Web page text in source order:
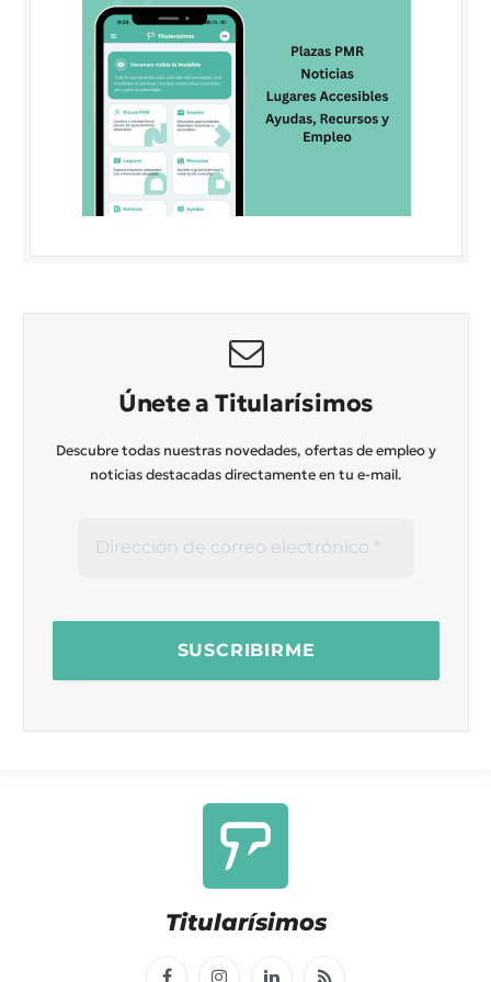
Únete a Titularísimos
Descubre todas nuestras novedades, ofertas de empleo y
noticias destacadas directamente en tu e-mail.
Titularísimos